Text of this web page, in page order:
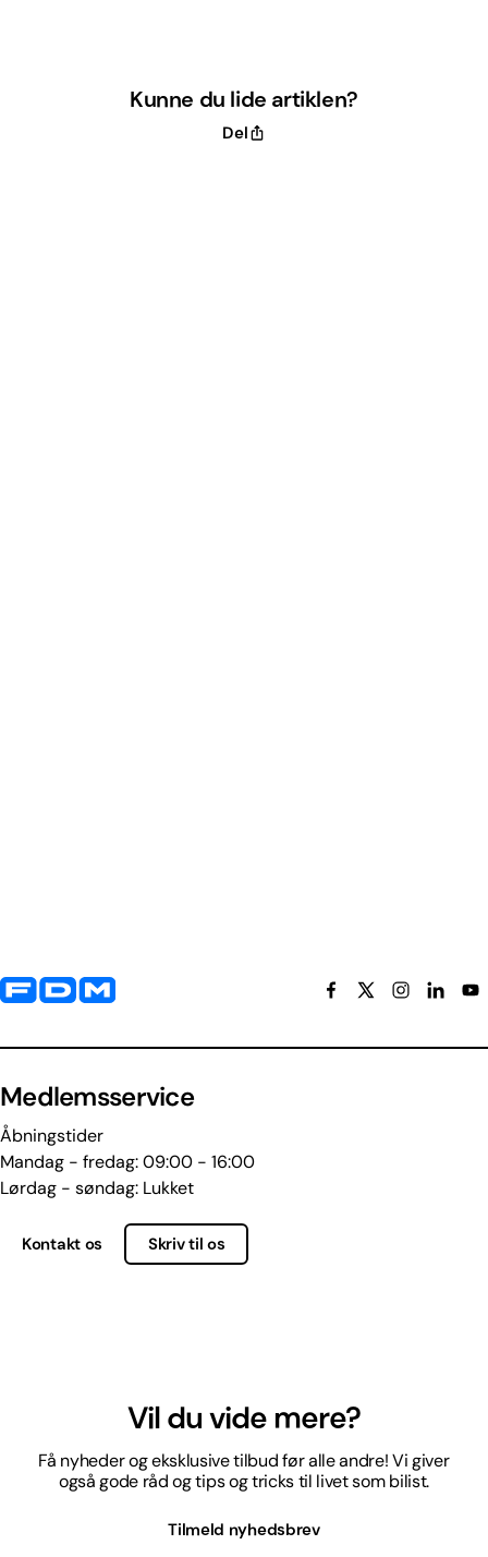
Kunne du lide artiklen?
Del
Yderligere information og kontaktoplysninger
Medlemsservice
Åbningstider
Mandag - fredag: 09:00 - 16:00
Lørdag - søndag: Lukket
Kontakt os Skriv til os
Vil du vide mere?
Få nyheder og eksklusive tilbud før alle andre! Vi giver
også gode råd og tips og tricks til livet som bilist.
Tilmeld nyhedsbrev